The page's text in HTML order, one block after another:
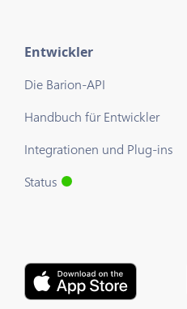
Entwickler
Die Barion-API
Handbuch für Entwickler
Integrationen und Plug-ins
Status